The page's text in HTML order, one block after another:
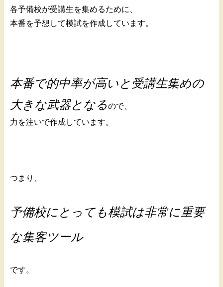
各予備校が受講生を集めるために、
本番を予想して模試を作成しています。
本番で的中率が高いと受講生集めの
大きな武器となるので、
力を注いで作成しています。
つまり、
予備校にとっても模試は非常に重要
な集客ツール
です。